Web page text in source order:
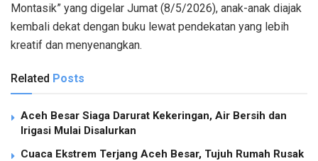
Montasik” yang digelar Jumat (8/5/2026), anak-anak diajak
kembali dekat dengan buku lewat pendekatan yang lebih
kreatif dan menyenangkan.
Related Posts
Aceh Besar Siaga Darurat Kekeringan, Air Bersih dan
Irigasi Mulai Disalurkan
Cuaca Ekstrem Terjang Aceh Besar, Tujuh Rumah Rusak